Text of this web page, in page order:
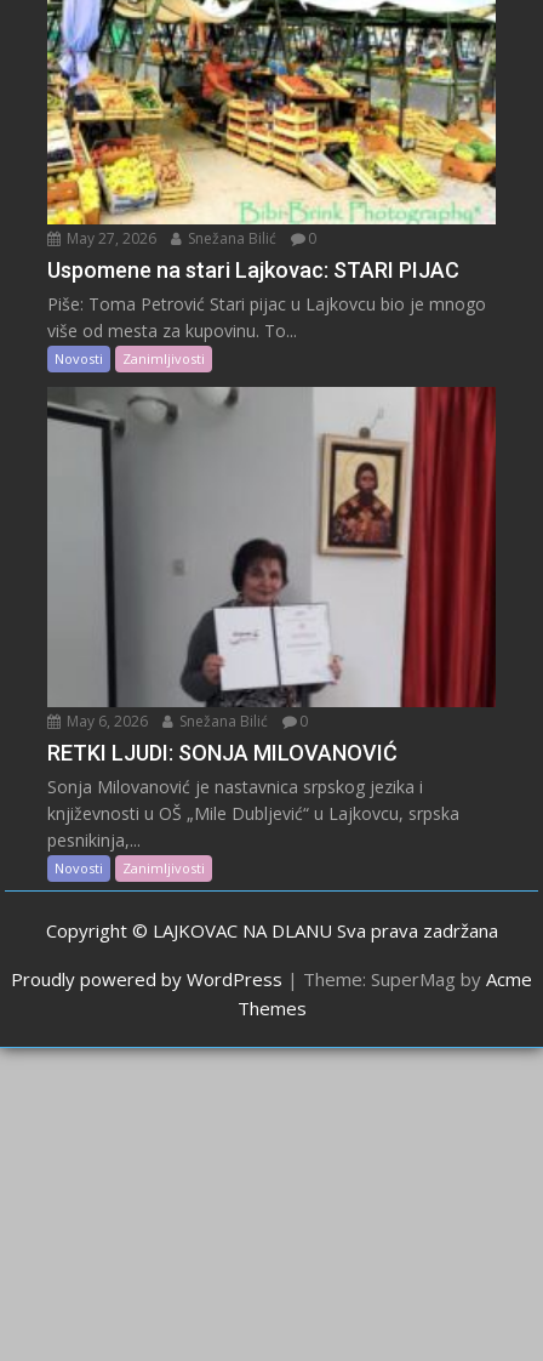
May 27, 2026 Snežana Bilić 0
Uspomene na stari Lajkovac: STARI PIJAC
Piše: Toma Petrović Stari pijac u Lajkovcu bio je mnogo
više od mesta za kupovinu. To...
Novosti Zanimljivosti
May 6, 2026 Snežana Bilić 0
RETKI LJUDI: SONJA MILOVANOVIĆ
Sonja Milovanović je nastavnica srpskog jezika i
književnosti u OŠ „Mile Dubljević“ u Lajkovcu, srpska
pesnikinja,...
Novosti Zanimljivosti
Copyright © LAJKOVAC NA DLANU Sva prava zadržana
Proudly powered by WordPress | Theme: SuperMag by Acme
Themes